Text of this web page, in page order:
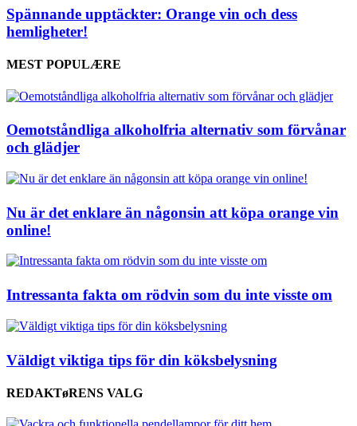
Spännande upptäckter: Orange vin och dess
hemligheter!
MEST POPULÆRE
Oemotståndliga alkoholfria alternativ som förvånar
och glädjer
Nu är det enklare än någonsin att köpa orange vin
online!
Intressanta fakta om rödvin som du inte visste om
Väldigt viktiga tips för din köksbelysning
REDAKTøRENS VALG